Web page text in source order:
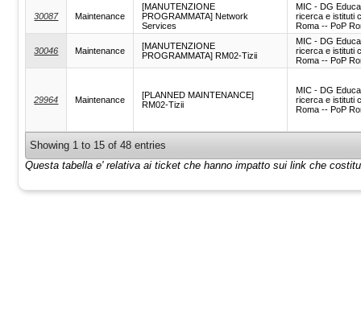
30087 Maintenance
[MANUTENZIONE
PROGRAMMATA] Network
Services
MIC - DG
ricerca e istituti
Roma -- PoP
30046 Maintenance
[MANUTENZIONE
PROGRAMMATA] RM02-Tizii
MIC - DG
ricerca e istituti
Roma -- PoP
29964 Maintenance
[PLANNED MAINTENANCE]
RM02-Tizii
MIC - DG
ricerca e istituti
Roma -- PoP
Showing 1 to 15 of 48 entries
Questa tabella e' relativa ai ticket che hanno impatto sui link che